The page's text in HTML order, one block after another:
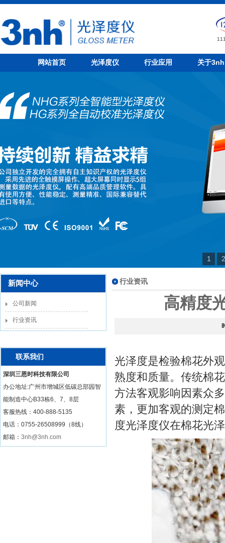
网站首页 光泽度仪 行业应用 关于3nh
1 2
新闻中心
公司新闻
行业资讯
联系我们
深圳三恩时科技有限公司
办公地址:广州市增城区低碳总部园智
能制造中心B33栋6、7、8层
客服热线： 400-888-5135
电话：0755-26508999（8线）
邮箱： 3nh@3nh.com
行业资讯
高精度
光泽度是检验棉花外
熟度和质量。传统棉
方法客观影响因素众
素，更加客观的测定
度光泽度仪在棉花光